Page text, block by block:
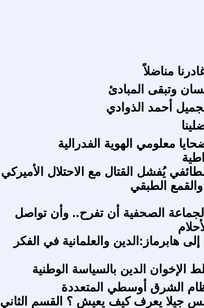
مناضلاً
وتبقى المبادئ
أحمد الذوادي
معلومي الهوية الفدرالية
يُفشل القتال مع الاحتلال الأميركي
والقمع الطبقي
الصحفية أن تفرح.. وأن تواصل
هابرماز:الدين والعلمانية في الفكر
الإخوان الدين بالسياسة الوطنية
الشرق أوسطي المتعددة
جيلا يعرف كيف يعيش ؟ القسم الثاني